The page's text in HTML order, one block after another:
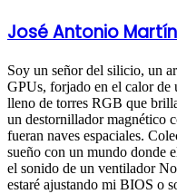
José Antonio
Soy un señor del silicio, un
GPUs, forjado en el calor de
lleno de torres RGB que
un destornillador magnético
fueran naves espaciales.
sueño con un mundo donde
el sonido de un ventilador
estaré ajustando mi BIOS o